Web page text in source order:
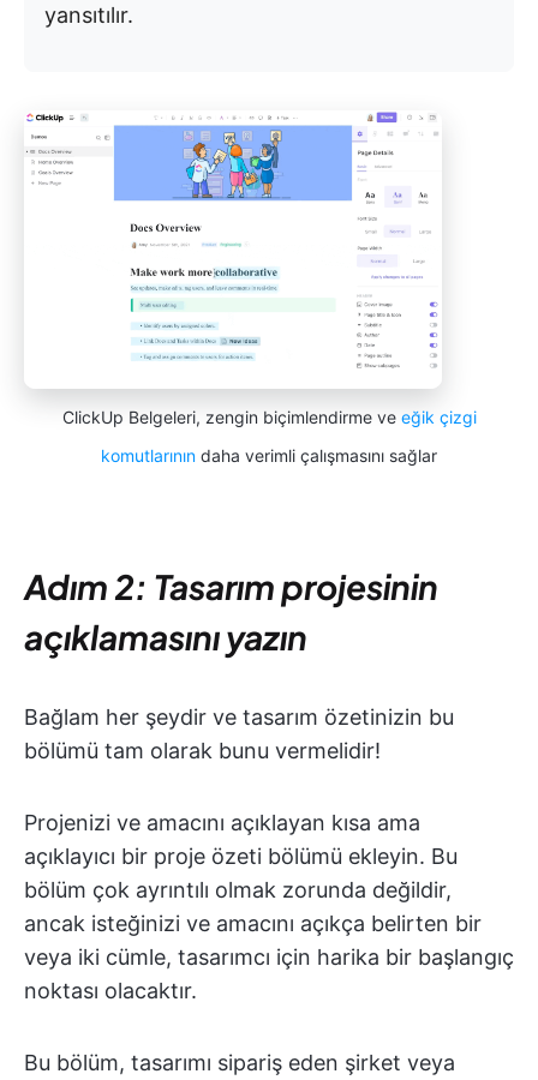
yansıtılır.
ClickUp Belgeleri, zengin biçimlendirme ve eğik çizgi
komutlarının daha verimli çalışmasını sağlar
Adım 2: Tasarım projesinin
açıklamasını yazın
Bağlam her şeydir ve tasarım özetinizin bu
bölümü tam olarak bunu vermelidir!
Projenizi ve amacını açıklayan kısa ama
açıklayıcı bir proje özeti bölümü ekleyin. Bu
bölüm çok ayrıntılı olmak zorunda değildir,
ancak isteğinizi ve amacını açıkça belirten bir
veya iki cümle, tasarımcı için harika bir başlangıç
noktası olacaktır.
Bu bölüm, tasarımı sipariş eden şirket veya